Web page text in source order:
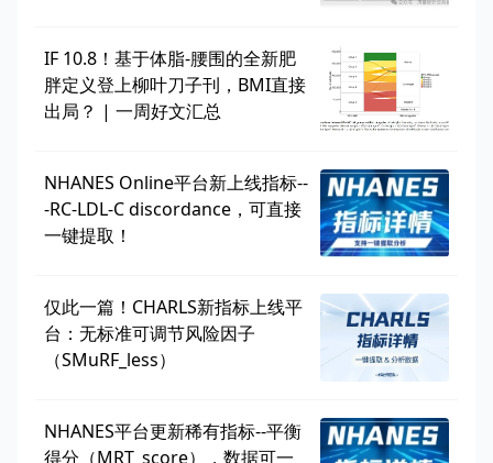
IF 10.8！基于体脂-腰围的全新肥
胖定义登上柳叶刀子刊，BMI直接
出局？ | 一周好文汇总
NHANES Online平台新上线指标--
-RC-LDL-C discordance，可直接
一键提取！
仅此一篇！CHARLS新指标上线平
台：无标准可调节风险因子
（SMuRF_less）
NHANES平台更新稀有指标--平衡
得分（MRT_score），数据可一